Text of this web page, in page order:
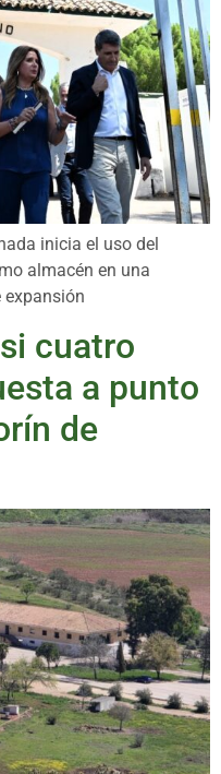
inicia el uso del
almacén en una
expansión
cuatro
a punto
de